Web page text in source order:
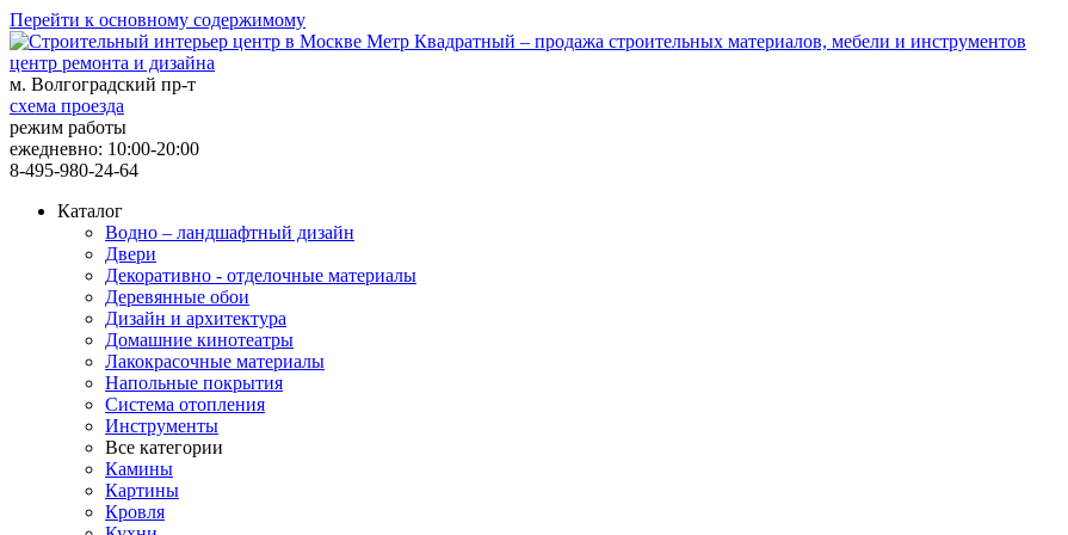
Перейти к основному содержимому
центр ремонта и дизайна
м. Волгоградский пр-т
схема проезда
режим работы
ежедневно: 10:00-20:00
8-495-980-24-64
Каталог
Водно – ландшафтный дизайн
Двери
Декоративно - отделочные материалы
Деревянные обои
Дизайн и архитектура
Домашние кинотеатры
Лакокрасочные материалы
Напольные покрытия
Система отопления
Инструменты
Все категории
Камины
Картины
Кровля